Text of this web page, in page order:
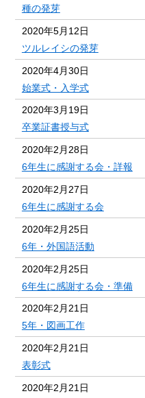
種の発芽
2020年5月12日
ツルレイシの発芽
2020年4月30日
始業式・入学式
2020年3月19日
卒業証書授与式
2020年2月28日
6年生に感謝する会・詳報
2020年2月27日
6年生に感謝する会
2020年2月25日
6年・外国語活動
2020年2月25日
6年生に感謝する会・準備
2020年2月21日
5年・図画工作
2020年2月21日
表彰式
2020年2月21日